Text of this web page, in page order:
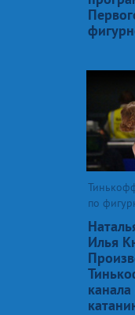
по
Илья